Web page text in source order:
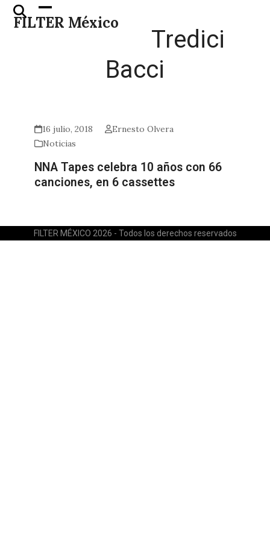
Skip
FILTER México
Open
mobile
Close
mobile
Tredici
Bacci
16 julio, 2018
Ernesto Olvera
Noticias
NNA Tapes celebra 10 años con 66
canciones, en 6 cassettes
FILTER MÉXICO 2026 - Todos los derechos reservados